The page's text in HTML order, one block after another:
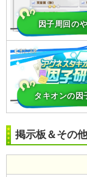
因子周回の
タキオンの因
掲示板＆その他